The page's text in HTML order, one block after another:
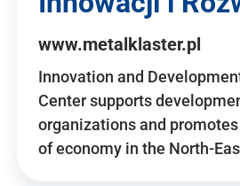
www.metalklaster.pl
Innovation and
Center supports
organizations and
of economy in the North-